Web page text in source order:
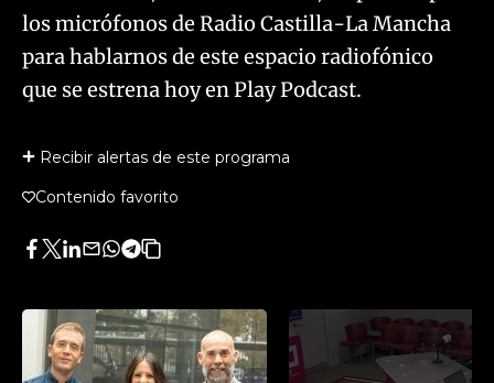
los micrófonos de Radio Castilla-La Mancha
para hablarnos de este espacio radiofónico
que se estrena hoy en Play Podcast.
Recibir alertas de este programa
Contenido favorito
Facebook
Twitter
LinkedIn
Enviar
Whatsapp
Telegram
Copiar
artículo